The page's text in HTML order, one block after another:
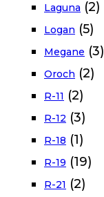
Laguna (2)
Logan (5)
Megane (3)
Oroch (2)
R-11 (2)
R-12 (3)
R-18 (1)
R-19 (19)
R-21 (2)